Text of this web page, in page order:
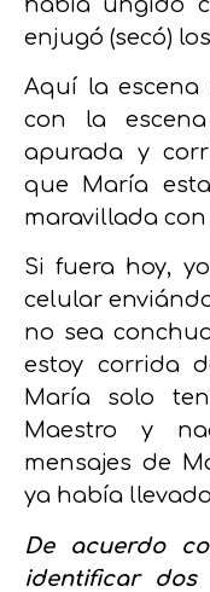
enjugó (secó)
Aquí la
con la
apurada y
que María
maravillada con
Si fuera hoy,
celular
no sea
estoy corrida
María solo
Maestro y
mensajes de
ya había
De acuerdo
identificar